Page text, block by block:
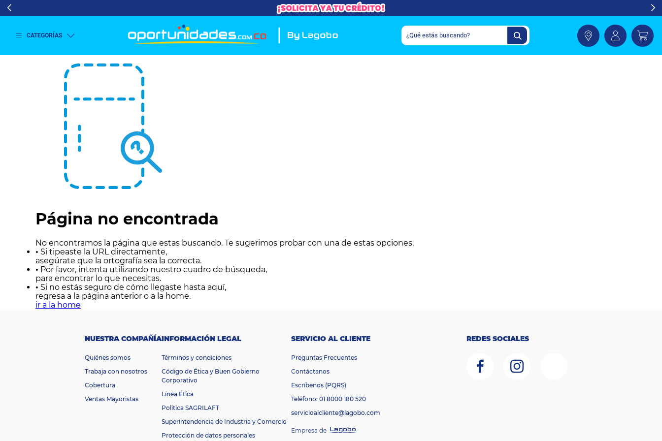
CATEGORÍAS
Refrigeración
Refrigeración
Televisión
Climatización
Colchones
más
Sonido
Herramientas
Cuidado
Personal
Accesorios
Página no encontrada
No encontramos la página que estas buscando. Te sugerimos probar con una de estas opciones.
• Si tipeaste la URL directamente,
asegúrate que la ortografía sea la correcta.
• Por favor, intenta utilizando nuestro cuadro de búsqueda,
para encontrar lo que necesitas.
• Si no estás seguro de cómo llegaste hasta aquí,
regresa a la página anterior o a la home.
ir a la home
NUESTRA COMPAÑÍA
Quiénes somos
Trabaja con nosotros
Cobertura
Ventas Mayoristas
INFORMACIÓN LEGAL
Términos y condiciones
Código de Ética y Buen Gobierno
Corporativo
Línea Ética
Política SAGRILAFT
Superintendencia de Industria y Comercio
Protección de datos personales
SERVICIO AL CLIENTE
Preguntas Frecuentes
Contáctanos
Escríbenos (PQRS)
Teléfono: 01 8000 180 520
servicioalcliente@lagobo.com
Empresa de
REDES SOCIALES